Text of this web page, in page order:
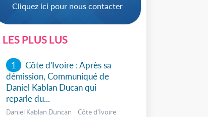
Cliquez ici pour nous contacter
LES PLUS LUS
1
Côte d'Ivoire : Après sa
démission, Communiqué de
Daniel Kablan Ducan qui
reparle du...
Daniel Kablan Duncan Côte d'Ivoire